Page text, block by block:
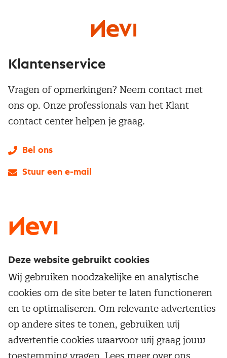
Service & contact
Over inkoop
Netwerk en communities
Aanmelden nieuwsbrief
Populaire thema's
Aanbesteden
Contractmanagement
Kostenmanagement
Opleidingen en trainingen
Trainingen
Klantenservice
Vragen of opmerkingen? Neem contact met
ons op. Onze professionals van het Klant
contact center helpen je graag.
Bel ons
Stuur een e-mail
Deze website gebruikt cookies
Wij gebruiken noodzakelijke en analytische
cookies om de site beter te laten functioneren
en te optimaliseren. Om relevante advertenties
op andere sites te tonen, gebruiken wij
advertentie cookies waarvoor wij graag jouw